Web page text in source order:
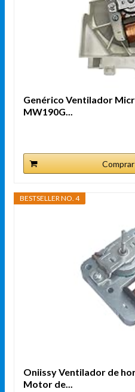
Genérico Ventilador
MW190G...
BESTSELLER NO. 4
Oniissy Ventilador de
Motor de...